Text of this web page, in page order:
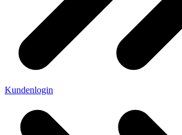
Kundenlogin